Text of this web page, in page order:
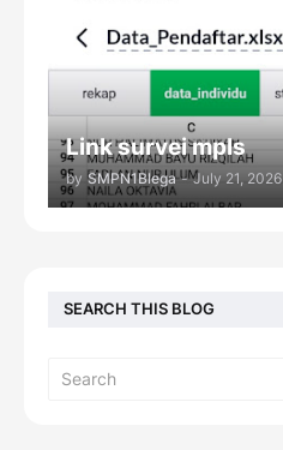
Link survei mpls
by SMPN1Blega - July 21, 2026
SEARCH THIS BLOG